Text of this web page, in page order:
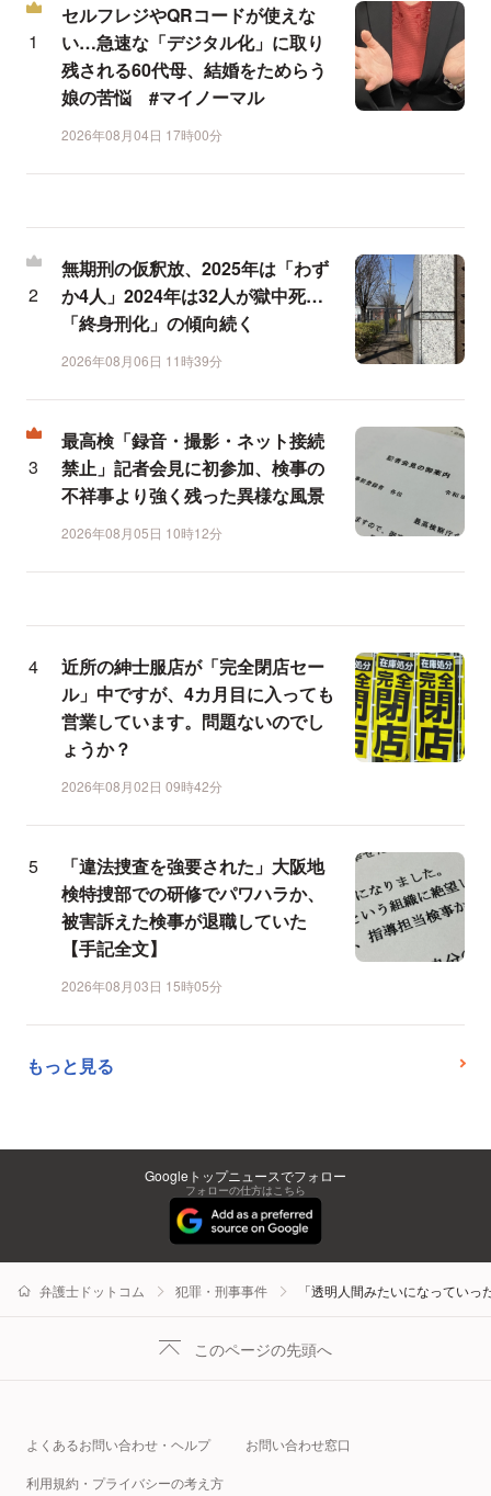
セルフレジやQRコードが使えな
い…急速な「デジタル化」に取り
残される60代母、結婚をためらう
娘の苦悩 #マイノーマル
2026年08月04日 17時00分
無期刑の仮釈放、2025年は「わず
か4人」2024年は32人が獄中死…
「終身刑化」の傾向続く
2026年08月06日 11時39分
最高検「録音・撮影・ネット接続
禁止」記者会見に初参加、検事の
不祥事より強く残った異様な風景
2026年08月05日 10時12分
近所の紳士服店が「完全閉店セー
ル」中ですが、4カ月目に入っても
営業しています。問題ないのでし
ょうか？
2026年08月02日 09時42分
「違法捜査を強要された」大阪地
検特捜部での研修でパワハラか、
被害訴えた検事が退職していた
【手記全文】
2026年08月03日 15時05分
もっと見る
Googleトップニュースでフォロー
フォローの仕方はこちら
弁護士ドットコム 犯罪・刑事事件 「透明人間みたいになってい
このページの先頭へ
よくあるお問い合わせ・ヘルプ お問い合わせ窓口
利用規約・プライバシーの考え方